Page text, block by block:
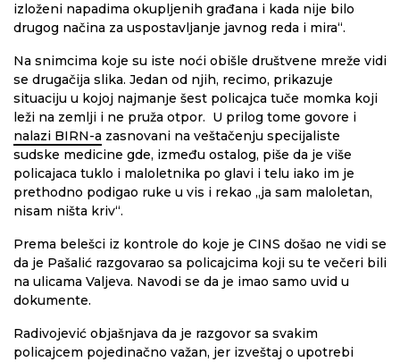
izloženi napadima okupljenih građana i kada nije bilo
drugog načina za uspostavljanje javnog reda i mira“.
Na snimcima koje su iste noći obišle društvene mreže vidi
se drugačija slika. Jedan od njih, recimo, prikazuje
situaciju u kojoj najmanje šest policajca tuče momka koji
leži na zemlji i ne pruža otpor. U prilog tome govore i
nalazi BIRN-a zasnovani na veštačenju specijaliste
sudske medicine gde, između ostalog, piše da je više
policajaca tuklo i maloletnika po glavi i telu iako im je
prethodno podigao ruke u vis i rekao „ja sam maloletan,
nisam ništa kriv“.
Prema belešci iz kontrole do koje je CINS došao ne vidi se
da je Pašalić razgovarao sa policajcima koji su te večeri bili
na ulicama Valjeva. Navodi se da je imao samo uvid u
dokumente.
Radivojević objašnjava da je razgovor sa svakim
policajcem pojedinačno važan, jer izveštaj o upotrebi